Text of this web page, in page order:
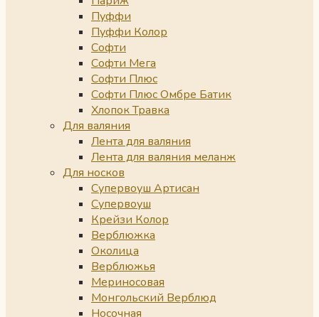
Пуффи
Пуффи Колор
Софти
Софти Мега
Софти Плюс
Софти Плюс Омбре Батик
Хлопок Травка
Для валяния
Лента для валяния
Лента для валяния меланж
Для носков
Супервоуш Артисан
Супервоуш
Крейзи Колор
Верблюжка
Околица
Верблюжья
Мериносовая
Монгольский Верблюд
Носочная